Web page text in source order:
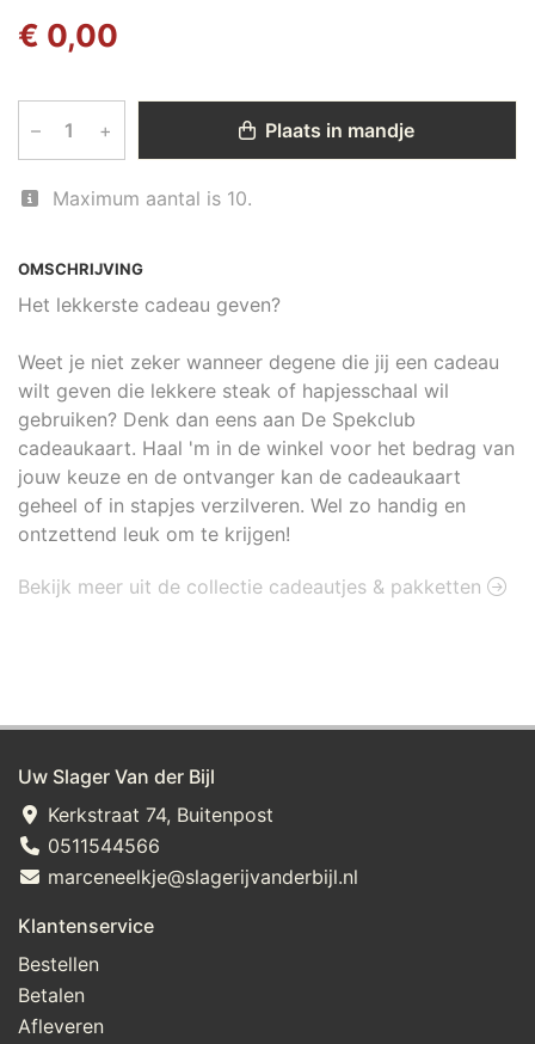
OMSCHRIJVING
Het lekkerste cadeau geven?
Weet je niet zeker wanneer degene die jij een cadeau
wilt geven die lekkere steak of hapjesschaal wil
gebruiken? Denk dan eens aan De Spekclub
cadeaukaart. Haal 'm in de winkel voor het bedrag van
jouw keuze en de ontvanger kan de cadeaukaart
geheel of in stapjes verzilveren. Wel zo handig en
ontzettend leuk om te krijgen!
€ 0,00
– + Plaats in mandje
Maximum aantal is 10.
Bekijk meer uit de collectie cadeautjes & pakketten
Uw Slager Van der Bijl
Kerkstraat 74, Buitenpost
0511544566
marceneelkje@slagerijvanderbijl.nl
Klantenservice
Bestellen
Betalen
Afleveren